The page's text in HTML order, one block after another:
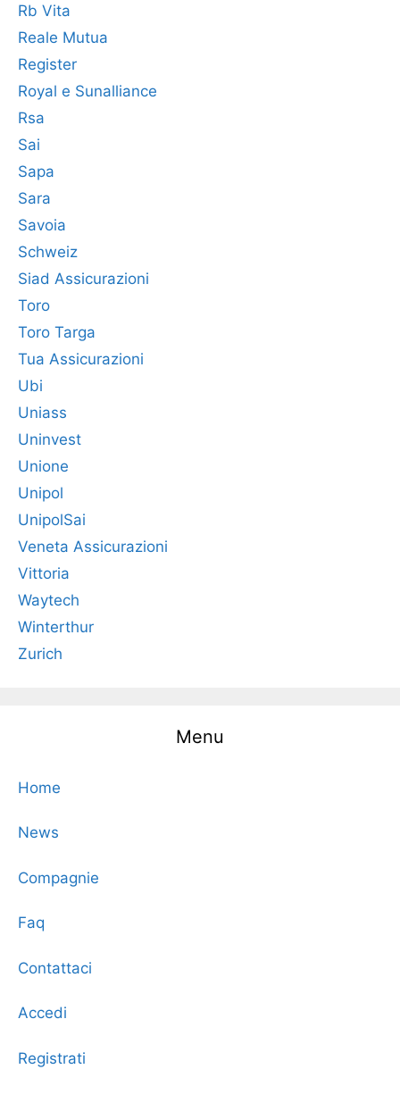
Rb Vita
Reale Mutua
Register
Royal e Sunalliance
Rsa
Sai
Sapa
Sara
Savoia
Schweiz
Siad Assicurazioni
Toro
Toro Targa
Tua Assicurazioni
Ubi
Uniass
Uninvest
Unione
Unipol
UnipolSai
Veneta Assicurazioni
Vittoria
Waytech
Winterthur
Zurich
Menu
Home
News
Compagnie
Faq
Contattaci
Accedi
Registrati